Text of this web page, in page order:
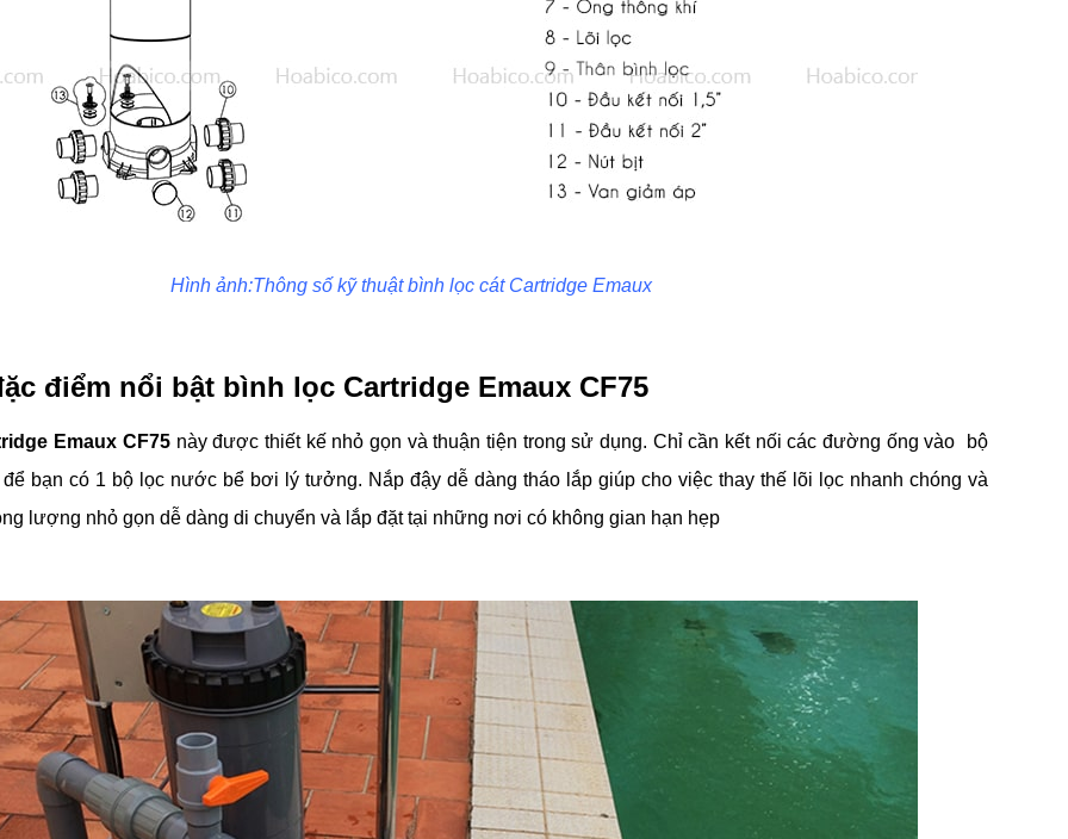
Hình ảnh:Thông số kỹ thuậtbình lọc cát Cartridge Emaux
điểm nổi bật bình lọc Cartridge Emaux CF75
Emaux CF75này được thiết kế nhỏ gọn và thuận tiện trong sử dụng. Chỉ cần kết nối các đường ống vào bộ
để bạn có 1 bộ lọc nước bể bơi lý tưởng. Nắp đậy dễ dàng tháo lắp giúp cho việc thay thế lõi lọc nhanh chóng và
lượng nhỏ gọn dễ dàng di chuyển và lắp đặt tại những nơi có không gian hạn hẹp